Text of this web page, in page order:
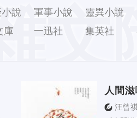
文
說 軍事小說 靈異小說
庫 一迅社 集英社
人間
汪曾